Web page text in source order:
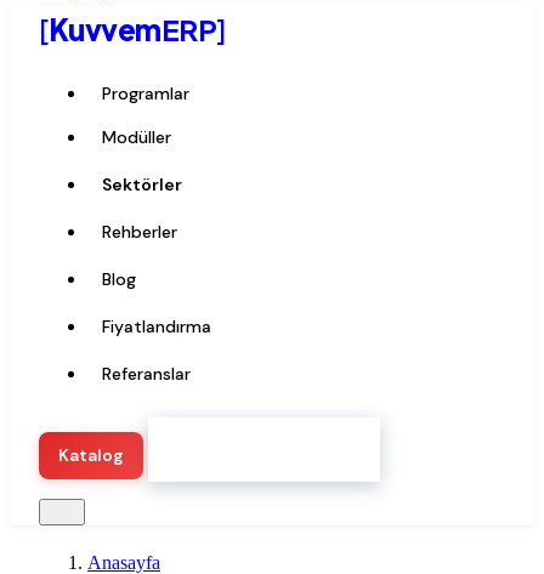
[KuvvemERP]
Programlar
Modüller
Sektörler
Rehberler
Blog
Fiyatlandırma
Referanslar
Katalog
Anasayfa